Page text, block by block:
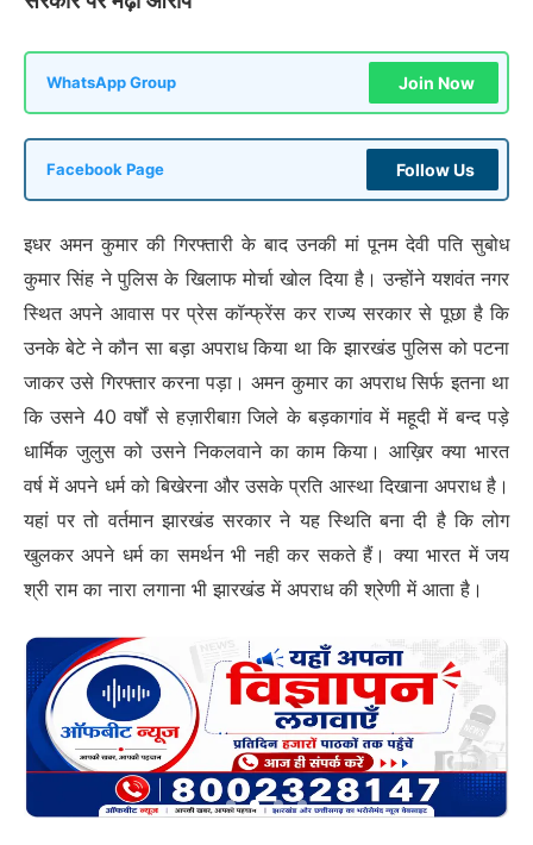
WhatsApp Group Join Now
Facebook Page Follow Us
इधर अमन कुमार की गिरफ्तारी के बाद उनकी मां पूनम देवी पति सुबोध
कुमार सिंह ने पुलिस के खिलाफ मोर्चा खोल दिया है। उन्होंने यशवंत नगर
स्थित अपने आवास पर प्रेस कॉन्फ्रेंस कर राज्य सरकार से पूछा है कि
उनके बेटे ने कौन सा बड़ा अपराध किया था कि झारखंड पुलिस को पटना
जाकर उसे गिरफ्तार करना पड़ा। अमन कुमार का अपराध सिर्फ इतना था
कि उसने 40 वर्षों से हज़ारीबाग़ जिले के बड़कागांव में महूदी में बन्द पड़े
धार्मिक जुलुस को उसने निकलवाने का काम किया। आख़िर क्या भारत
वर्ष में अपने धर्म को बिखेरना और उसके प्रति आस्था दिखाना अपराध है।
यहां पर तो वर्तमान झारखंड सरकार ने यह स्थिति बना दी है कि लोग
खुलकर अपने धर्म का समर्थन भी नही कर सकते हैं। क्या भारत में जय
श्री राम का नारा लगाना भी झारखंड में अपराध की श्रेणी में आता है।